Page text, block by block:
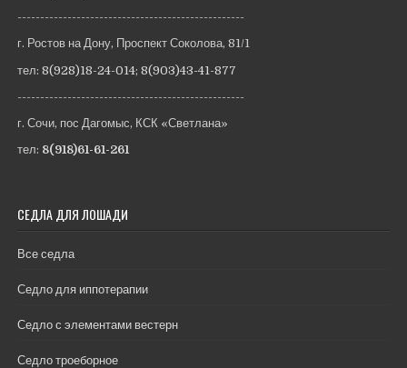
--------------------------------------------------
г. Ростов на Дону, Проспект Соколова, 81/1
тел:8(928)18-24-014;8(903)43-41-877
--------------------------------------------------
г. Сочи, пос Дагомыс, КСК «Светлана»
тел: 8(918)61-61-261
СЕДЛА ДЛЯ ЛОШАДИ
Все седла
Седло для иппотерапии
Седло с элементами вестерн
Седло троеборное